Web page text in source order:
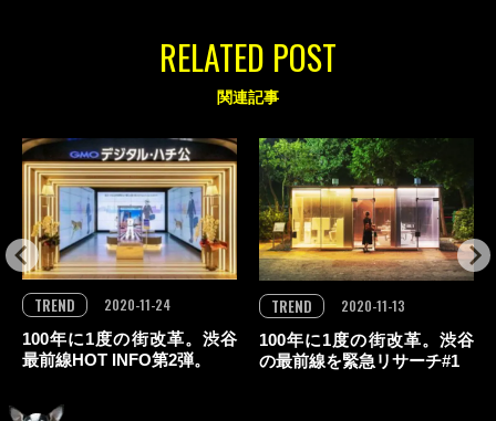
RELATED POST
関連記事
100年に1度の街改革。渋谷
最前線HOT INFO第2弾。
TREND
2020-11-24
100年に1度の街改革。渋谷
の最前線を緊急リサーチ#1
TREND 2020-11-13